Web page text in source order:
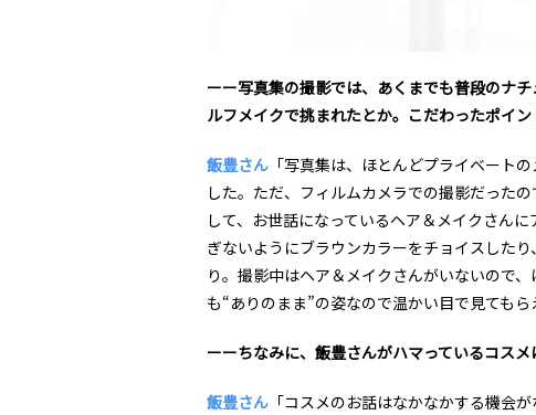
ーー写真集の撮影では、あくまでも普段のナ
ルフメイクで挑まれたとか。こだわったポイン
飯豊さん 「写真集は、ほとんどプライベート
した。ただ、フィルムカメラでの撮影だった
して、お世話になっているヘア＆メイクさん
ぎないようにブラウンカラーをチョイスした
り。撮影中はヘア＆メイクさんがいないので
も“ありのまま”の姿なので温かい目で見てもら
ーーちなみに、飯豊さんがハマっているコスメ
飯豊さん 「コスメのお話はなかなかする機会